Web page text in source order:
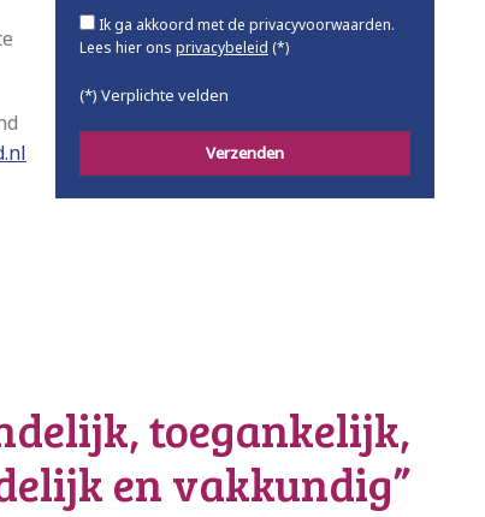
Ik ga akkoord met de privacyvoorwaarden.
Lees hier ons privacybeleid (*)
(*) Verplichte velden
toegankelijk,
en vakkundig”